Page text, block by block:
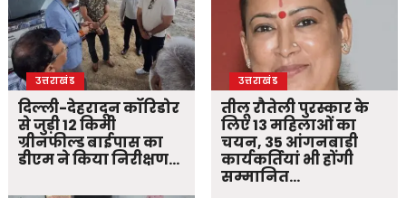
उत्तराखंड
दिल्ली-देहरादून कॉरिडोर
से जुड़ी 12 किमी
ग्रीनफील्ड बाईपास का
डीएम ने किया निरीक्षण…
उत्तराखंड
तीलू रौतेली पुरस्कार के
लिए 13 महिलाओं का
चयन, 35 आंगनबाड़ी
कार्यकर्तियां भी होंगी
सम्मानित…